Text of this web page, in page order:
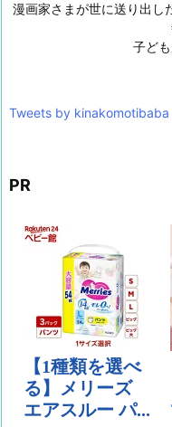
漫画家さまが世に送り出し
子ど
Tweets by kinakomotibaba
PR